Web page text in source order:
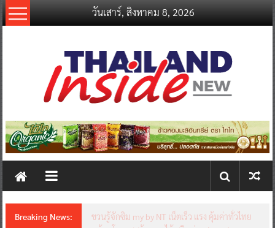
Skip
to
วันเสาร์, สิงหาคม 8, 2026
thailandinsidenew.com
Thailand
New
Breaking News:
ชวนรู้จักซิม my by NT เน็ตเร็ว แรง คุ้มค่าทั่วไทย